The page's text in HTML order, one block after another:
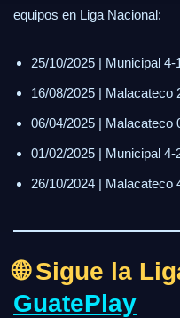
equipos en Liga Nacional:
25/10/2025 | Municipal
16/08/2025 | Malacateco
06/04/2025 | Malacateco
01/02/2025 | Municipal
26/10/2024 | Malacateco
🌐 Sigue la
GuatePlay